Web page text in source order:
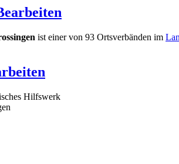
ist einer von 93 Ortsverbänden im
Hilfswerk